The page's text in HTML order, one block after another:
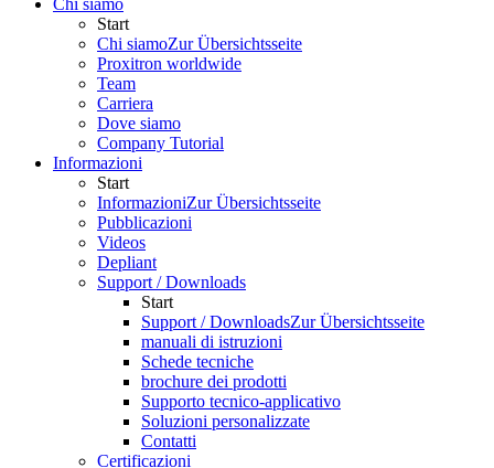
Start
Chi siamoZur Übersichtsseite
Proxitron worldwide
Team
Carriera
Dove siamo
Company Tutorial
Informazioni
Start
InformazioniZur Übersichtsseite
Pubblicazioni
Videos
Depliant
Support / Downloads
Start
Support / DownloadsZur Übersichtsseite
manuali di istruzioni
Schede tecniche
brochure dei prodotti
Supporto tecnico-applicativo
Soluzioni personalizzate
Contatti
Certificazioni